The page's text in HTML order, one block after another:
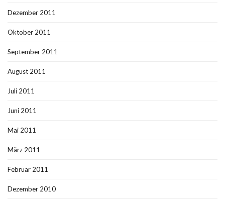
Dezember 2011
Oktober 2011
September 2011
August 2011
Juli 2011
Juni 2011
Mai 2011
März 2011
Februar 2011
Dezember 2010